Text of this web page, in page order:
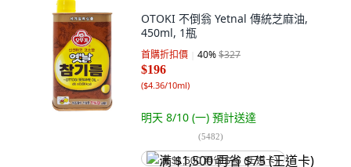
OTOKI 不倒翁 Yetnal 傳統芝麻油,
450ml, 1瓶
首購折扣價 40%$327
$196
($4.36/10ml)
明天 8/10 (一) 預計送達
(5482)
满 $1,500 再省 $75 (王道卡)